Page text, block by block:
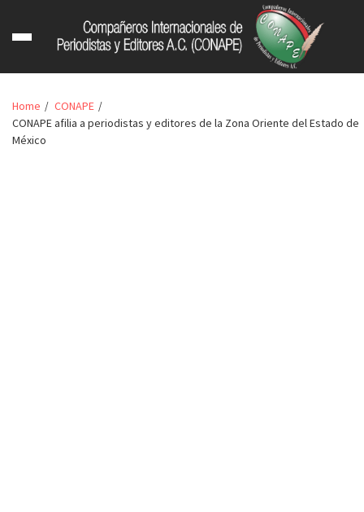
Home
CONAPE
CONAPE afilia a periodistas y editores de la Zona Oriente del Estado de
México